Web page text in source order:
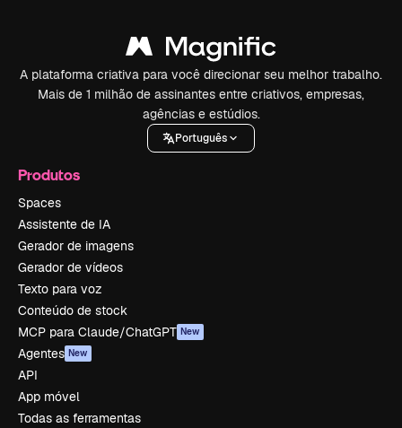
A plataforma criativa para você direcionar seu melhor trabalho.
Mais de 1 milhão de assinantes entre criativos, empresas,
agências e estúdios.
Português
Produtos
Spaces
Assistente de IA
Gerador de imagens
Gerador de vídeos
Texto para voz
Conteúdo de stock
MCP para Claude/ChatGPT New
Agentes New
API
App móvel
Todas as ferramentas